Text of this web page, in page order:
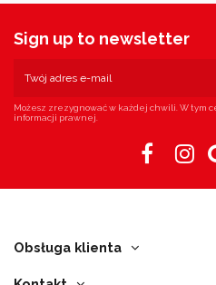
Sign up to newsletter
Możesz zrezygnować w każdej chwili. W tym
informacji prawnej.
Obsługa klienta